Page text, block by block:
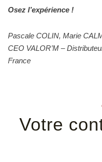
Osez l’expérience !
Pascale COLIN, Marie
CEO VALOR’M –
France
Votre